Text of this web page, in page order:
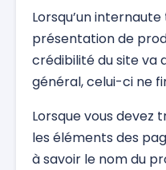
Lorsqu’un
présentation de
crédibilité du site va
général, celui-ci ne
Lorsque vous devez
les éléments des
à savoir le nom du